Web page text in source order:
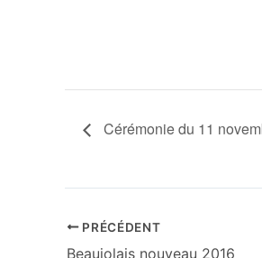
Cérémonie du 11
PRÉCÉDENT
Beaujolais nouveau 2016